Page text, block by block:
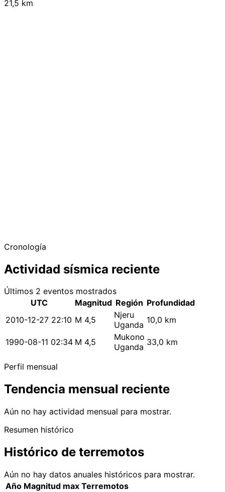
21,5 km
Cronología
Actividad sísmica reciente
Últimos 2 eventos mostrados
UTC
Magnitud Región Profundidad
2010-12-27 22:10 M 4,5
Njeru
Uganda 10,0 km
1990-08-11 02:34 M 4,5
Mukono
Uganda 33,0 km
Perfil mensual
Tendencia mensual reciente
Aún no hay actividad mensual para mostrar.
Resumen histórico
Histórico de terremotos
Aún no hay datos anuales históricos para mostrar.
Año Magnitud max Terremotos